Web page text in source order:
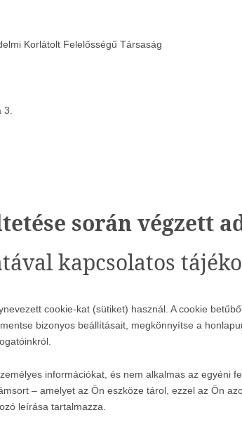
Korlátolt Felelősségű Társaság
során végzett
kapcsolatos
cookie-kat (sütiket) használ. A cookie
bizonyos beállításait, megkönnyítse a
információkat, és nem alkalmas az egyéni
– amelyet az Ön eszköze tárol, ezzel az Ön
leírása tartalmazza.